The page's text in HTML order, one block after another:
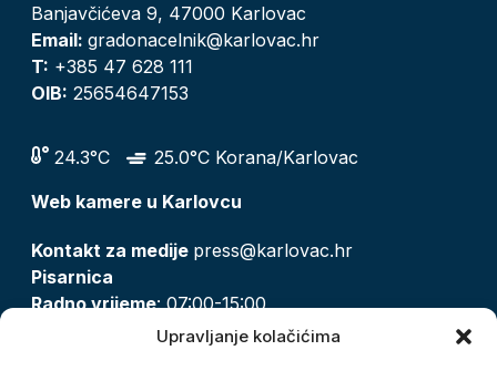
Upravljanje kolačićima
Banjavčićeva 9, 47000 Karlovac
Email: gradonacelnik@karlovac.hr
T: +385 47 628 111
OIB: 25654647153
24.3°C
25.0°C Korana/Karlovac
Web kamere u Karlovcu
Kontakt za medije press@karlovac.hr
Pisarnica
Radno vrijeme: 07:00-15:00
pisarnica@karlovac.hr